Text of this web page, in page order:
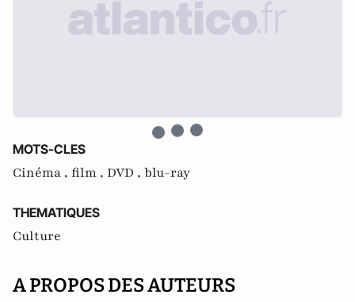
MOTS-CLES
Cinéma , film , DVD , blu-ray
THEMATIQUES
Culture
A PROPOS DES AUTEURS